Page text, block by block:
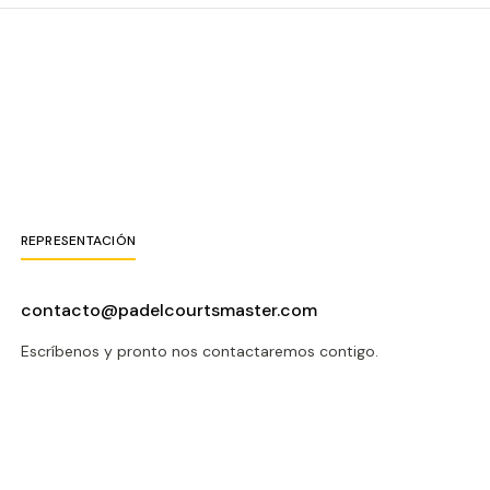
REPRESENTACIÓN
contacto@padelcourtsmaster.com
Escríbenos y pronto nos contactaremos contigo.